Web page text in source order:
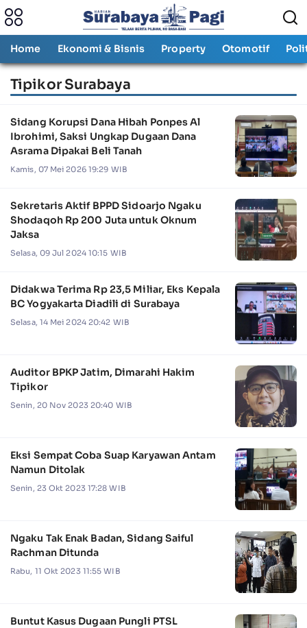
Home Ekonomi & Bisnis Property Otomotif
Tipikor Surabaya
Sidang Korupsi Dana Hibah Ponpes Al
Ibrohimi, Saksi Ungkap Dugaan Dana
Asrama Dipakai Beli Tanah
Kamis, 07 Mei 2026 19:29 WIB
Sekretaris Aktif BPPD Sidoarjo Ngaku
Shodaqoh Rp 200 Juta untuk Oknum
Jaksa
Selasa, 09 Jul 2024 10:15 WIB
Didakwa Terima Rp 23,5 Miliar, Eks Kepala
BC Yogyakarta Diadili di Surabaya
Selasa, 14 Mei 2024 20:42 WIB
Auditor BPKP Jatim, Dimarahi Hakim
Tipikor
Senin, 20 Nov 2023 20:40 WIB
Eksi Sempat Coba Suap Karyawan Antam
Namun Ditolak
Senin, 23 Okt 2023 17:28 WIB
Ngaku Tak Enak Badan, Sidang Saiful
Rachman Ditunda
Rabu, 11 Okt 2023 11:55 WIB
Buntut Kasus Dugaan Pungli PTSL